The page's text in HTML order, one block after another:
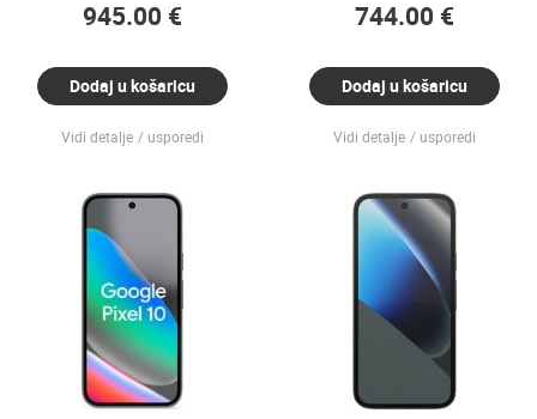
945.00 €
Dodaj u košaricu
Vidi detalje usporedi
744.00 €
Dodaj u košaricu
Vidi detalje usporedi